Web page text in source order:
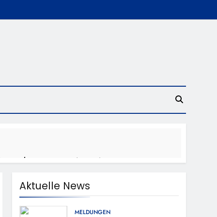
/ Anmeldung Erforderlich
Zaragoza Gonzalez
Aktuelle News
MELDUNGEN